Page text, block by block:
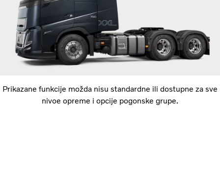
Prikazane funkcije možda nisu standardne ili dostupne za sve
nivoe opreme i opcije pogonske grupe.